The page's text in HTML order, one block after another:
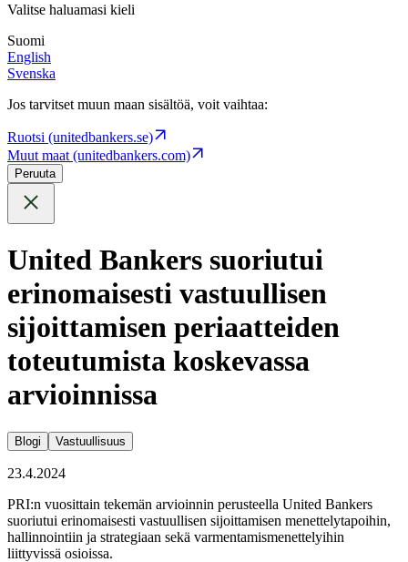
Valitse haluamasi kieli
Suomi
English
Svenska
Jos tarvitset muun maan sisältöä, voit vaihtaa:
Ruotsi (unitedbankers.se)
Muut maat (unitedbankers.com)
Peruuta
United Bankers suoriutui
erinomaisesti vastuullisen
sijoittamisen periaatteiden
toteutumista koskevassa
arvioinnissa
Blogi Vastuullisuus
23.4.2024
PRI:n vuosittain tekemän arvioinnin perusteella United Bankers
suoriutui erinomaisesti vastuullisen sijoittamisen menettelytapoihin,
hallinnointiin ja strategiaan sekä varmentamismenettelyihin
liittyvissä osioissa.